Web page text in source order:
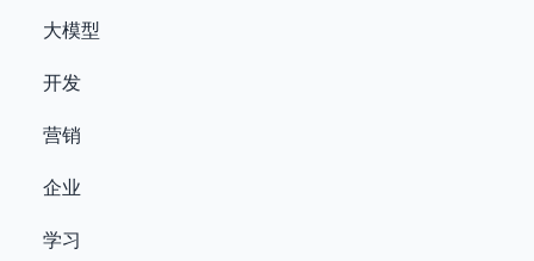
大模型
开发
营销
企业
学习